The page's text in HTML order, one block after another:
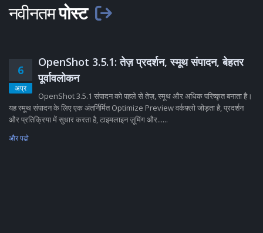
नवीनतमपोस्ट
6
अप्र
OpenShot 3.5.1: तेज़ प्रदर्शन, स्मूथ संपादन, बेहतर
पूर्वावलोकन
OpenShot 3.5.1 संपादन को पहले से तेज़, स्मूथ और अधिक परिष्कृत बनाता है।
यह स्मूथ संपादन के लिए एक अंतर्निर्मित Optimize Preview वर्कफ़्लो जोड़ता है, प्रदर्शन
और प्रतिक्रिया में सुधार करता है, टाइमलाइन ज़ूमिंग और......
और पढो